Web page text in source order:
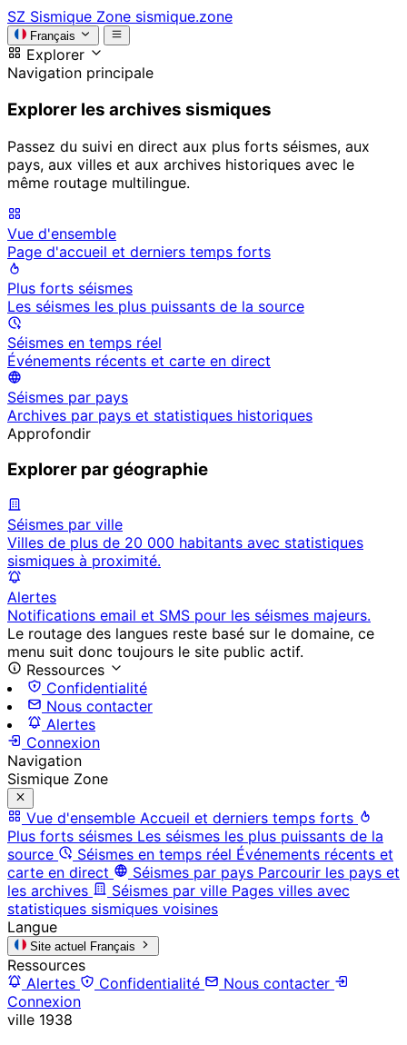
SZ Sismique Zone sismique.zone
Français
Explorer
Navigation principale
Explorer les archives sismiques
Passez du suivi en direct aux plus forts séismes, aux
pays, aux villes et aux archives historiques avec le
même routage multilingue.
Vue d'ensemble
Page d'accueil et derniers temps forts
Plus forts séismes
Les séismes les plus puissants de la source
Séismes en temps réel
Événements récents et carte en direct
Séismes par pays
Archives par pays et statistiques historiques
Approfondir
Explorer par géographie
Séismes par ville
Villes de plus de 20 000 habitants avec statistiques
sismiques à proximité.
Alertes
Notifications email et SMS pour les séismes majeurs.
Le routage des langues reste basé sur le domaine, ce
menu suit donc toujours le site public actif.
Ressources
Confidentialité
Nous contacter
Alertes
Connexion
Navigation
Sismique Zone
Vue d'ensemble Accueil et derniers temps forts
Plus forts séismes Les séismes les plus puissants de la
source
Séismes en temps réel Événements récents et
carte en direct
Séismes par pays Parcourir les pays et
les archives
Séismes par ville Pages villes avec
statistiques sismiques voisines
Langue
Site actuel Français
Ressources
Alertes
Confidentialité
Nous contacter
Connexion
ville 1938